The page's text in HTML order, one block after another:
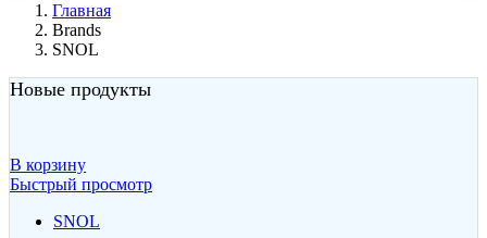
Главная
Brands
SNOL
Новые продукты
В корзину
Быстрый просмотр
SNOL